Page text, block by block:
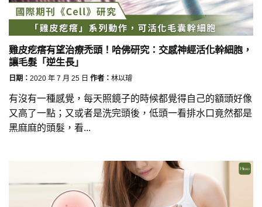
雞皮疙瘩有望治療禿頭！哈佛研究：交感神經活化幹細胞，
讓毛髮「逆生長」
日期： 2020 年 7 月 25 日 作者： 林以璿
有沒有一種感覺，每天照鏡子的時候都覺得自己的額頭好像
又高了一點；又或者是洗完頭後，低頭一看排水口竟然都是
黑麻麻的頭髮，看...